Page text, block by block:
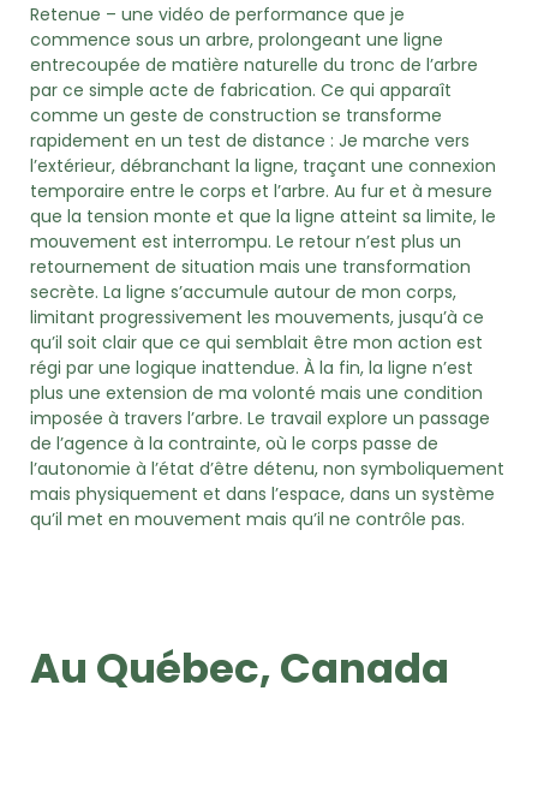
Retenue – une vidéo de performance que je
commence sous un arbre, prolongeant une ligne
entrecoupée de matière naturelle du tronc de l’arbre
par ce simple acte de fabrication. Ce qui apparaît
comme un geste de construction se transforme
rapidement en un test de distance : Je marche vers
l’extérieur, débranchant la ligne, traçant une connexion
temporaire entre le corps et l’arbre. Au fur et à mesure
que la tension monte et que la ligne atteint sa limite, le
mouvement est interrompu. Le retour n’est plus un
retournement de situation mais une transformation
secrète. La ligne s’accumule autour de mon corps,
limitant progressivement les mouvements, jusqu’à ce
qu’il soit clair que ce qui semblait être mon action est
régi par une logique inattendue. À la fin, la ligne n’est
plus une extension de ma volonté mais une condition
imposée à travers l’arbre. Le travail explore un passage
de l’agence à la contrainte, où le corps passe de
l’autonomie à l’état d’être détenu, non symboliquement
mais physiquement et dans l’espace, dans un système
qu’il met en mouvement mais qu’il ne contrôle pas.
Au Québec, Canada